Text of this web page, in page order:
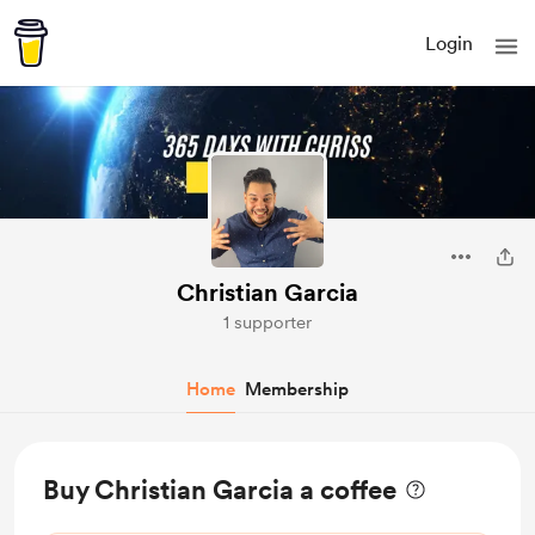
Login
Christian Garcia
1 supporter
Home Membership
Buy Christian Garcia a coffee